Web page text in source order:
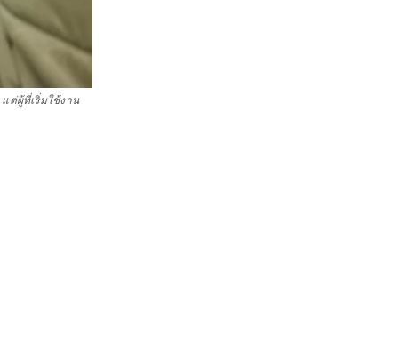
ต่ผู้ที่เริ่มใช้งาน